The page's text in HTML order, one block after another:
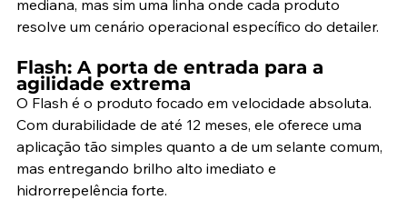
mediana, mas sim uma linha onde cada produto
resolve um cenário operacional específico do detailer.
Flash: A porta de entrada para a
agilidade extrema
O Flash é o produto focado em velocidade absoluta.
Com durabilidade de até 12 meses, ele oferece uma
aplicação tão simples quanto a de um selante comum,
mas entregando brilho alto imediato e
hidrorrepelência forte.